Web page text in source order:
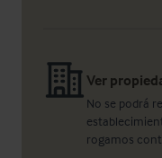
Ver
No se podrá
rogamos